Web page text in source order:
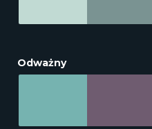
Odważny